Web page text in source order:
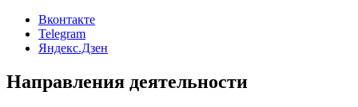
Вконтакте
Telegram
Яндекс.Дзен
Направления деятельности